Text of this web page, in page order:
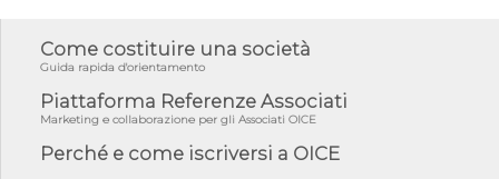
Come costituire una società
Guida rapida d'orientamento
Piattaforma Referenze Associati
Marketing e collaborazione per gli Associati OICE
Perché e come iscriversi a OICE